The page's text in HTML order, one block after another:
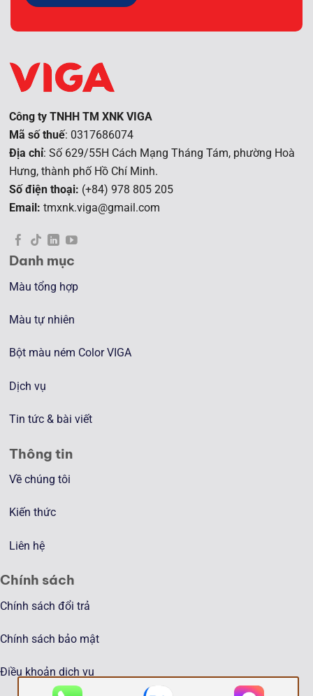
Công ty TNHH TM XNK VIGA
Mã số thuế: 0317686074
Địa chỉ: Số 629/55H Cách Mạng Tháng Tám, phường Hoà
Hưng, thành phố Hồ Chí Minh.
Số điện thoại: (+84) 978 805 205
Email: tmxnk.viga@gmail.com
Danh mục
Màu tổng hợp
Màu tự nhiên
Bột màu ném Color VIGA
Dịch vụ
Tin tức & bài viết
Thông tin
Về chúng tôi
Kiến thức
Liên hệ
Chính sách
Chính sách đổi trả
Chính sách bảo mật
Điều khoản dịch vụ